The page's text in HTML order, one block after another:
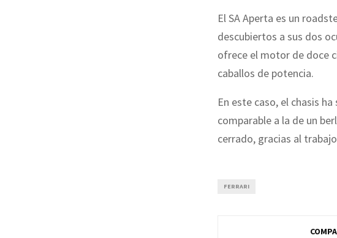
El SA Aperta es un
descubiertos a sus dos
ofrece el motor de doce
caballos de potencia.
En este caso, el chasis
comparable a la de un
cerrado, gracias al
FERRARI